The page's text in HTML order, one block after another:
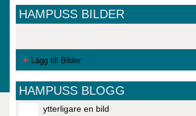
HAMPUSS BILDER
Lägg till Bilder
HAMPUSS BLOGG
ytterligare en bild